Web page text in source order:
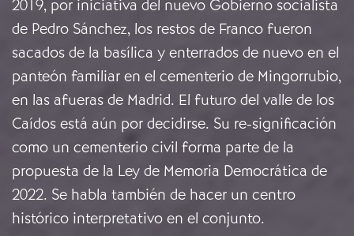
2019, por iniciativa del nuevo Gobierno socialista
de Pedro Sánchez, los restos de Franco fueron
sacados de la basílica y enterrados de nuevo en el
panteón familiar en el cementerio de Mingorrubio,
en las afueras de Madrid. El futuro del valle de los
Caídos está aún por decidirse. Su re-significación
como un cementerio civil forma parte de la
propuesta de la Ley de Memoria Democrática de
2022. Se habla también de hacer un centro
histórico interpretativo en el conjunto.